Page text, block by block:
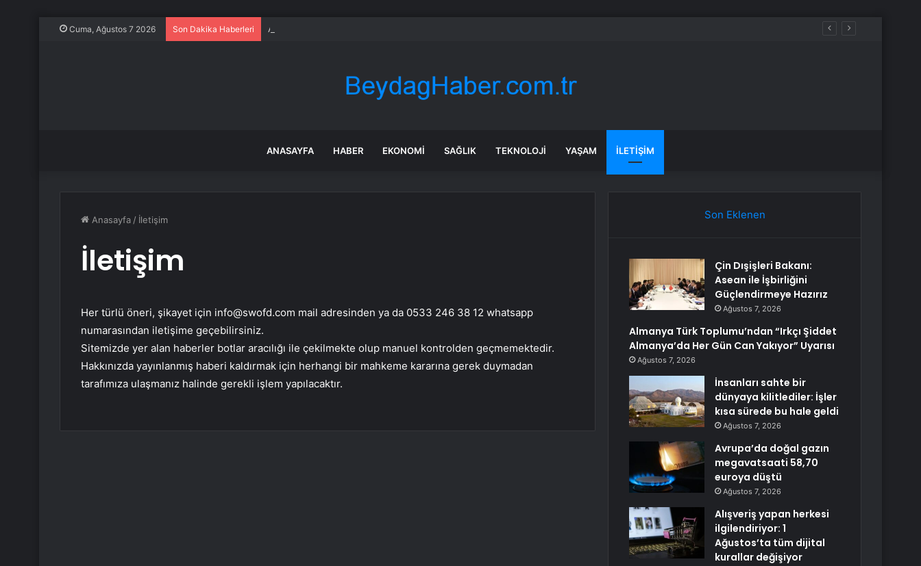
Cuma, Ağustos 7 2026 Son Dakika Haberleri Almanya Türk Toplumu’ndan “Irkçı Şiddet Almanya’da Her Gün Can Yakıyor” Uyarısı
ANASAYFA HABER EKONOMI SAĞLIK TEKNOLOJI YAŞAM İLETIŞIM
Anasayfa / İletişim
İletişim
Her türlü öneri, şikayet için info@swofd.com mail adresinden ya da 0533 246 38 12 whatsapp
numarasından iletişime geçebilirsiniz.
Sitemizde yer alan haberler botlar aracılığı ile çekilmekte olup manuel kontrolden geçmemektedir.
Hakkınızda yayınlanmış haberi kaldırmak için herhangi bir mahkeme kararına gerek duymadan
tarafımıza ulaşmanız halinde gerekli işlem yapılacaktır.
Son Eklenen
Çin Dışişleri Bakanı:
Asean ile İşbirliğini
Güçlendirmeye Hazırız
Ağustos 7, 2026
Almanya Türk Toplumu’ndan “Irkçı Şiddet
Almanya’da Her Gün Can Yakıyor” Uyarısı
Ağustos 7, 2026
İnsanları sahte bir
dünyaya kilitlediler: İşler
kısa sürede bu hale geldi
Ağustos 7, 2026
Avrupa’da doğal gazın
megavatsaati 58,70
euroya düştü
Ağustos 7, 2026
Alışveriş yapan herkesi
ilgilendiriyor: 1
Ağustos’ta tüm dijital
kurallar değişiyor